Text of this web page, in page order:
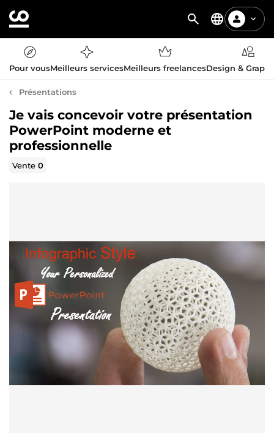
Pour vousMeilleurs servicesMeilleurs freelancesDesign &
Présentations
Je vais concevoir votre présentation
PowerPoint moderne et
professionnelle
Vente0